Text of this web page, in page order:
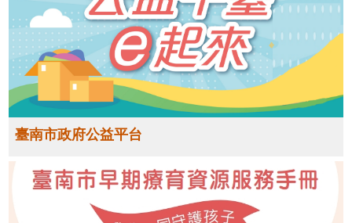
臺南市政府公益平台